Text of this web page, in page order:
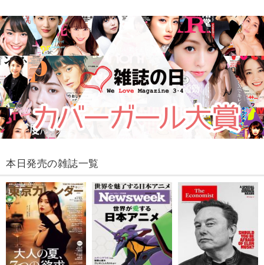
本日発売の雑誌一覧